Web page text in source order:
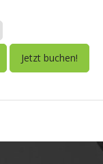
Jetzt buchen!